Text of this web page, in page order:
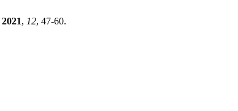
2021, 12, 47-60.